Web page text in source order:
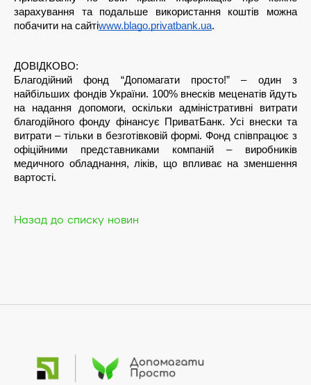
зарахування та подальше використання коштів можна
побачити на сайтіwww.blago.privatbank.ua.
ДОВІДКОВО:
Благодійний фонд “Допомагати просто!” – один з
найбільших фондів України. 100% внесків меценатів йдуть
на надання допомоги, оскільки адміністративні витрати
благодійного фонду фінансує ПриватБанк. Усі внески та
витрати – тільки в безготівковій формі. Фонд співпрацює з
офіційними представниками компаній – виробників
медичного обладнання, ліків, що впливає на зменшення
вартості.
Назад до списку новин